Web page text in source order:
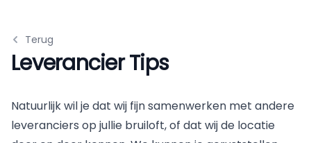
Terug
Leverancier Tips
Natuurlijk wil je dat wij fijn samenwerken met andere
leveranciers op jullie bruiloft, of dat wij de locatie